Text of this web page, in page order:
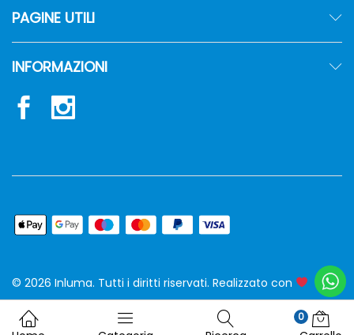
PAGINE UTILI
INFORMAZIONI
© 2026 Inluma. Tutti i diritti riservati. Realizzato con siw
0